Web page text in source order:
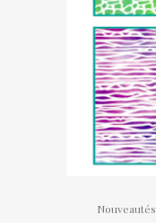
Nouveautés